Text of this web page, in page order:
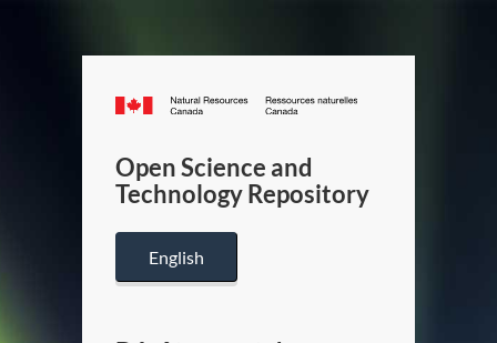
Canada.ca
/
Canada
Open Science and
Technology Repository
English